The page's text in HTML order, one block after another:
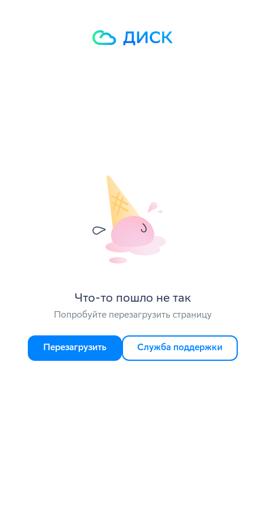
Что-то пошло не так
Попробуйте перезагрузить страницу
Перезагрузить Служба поддержки